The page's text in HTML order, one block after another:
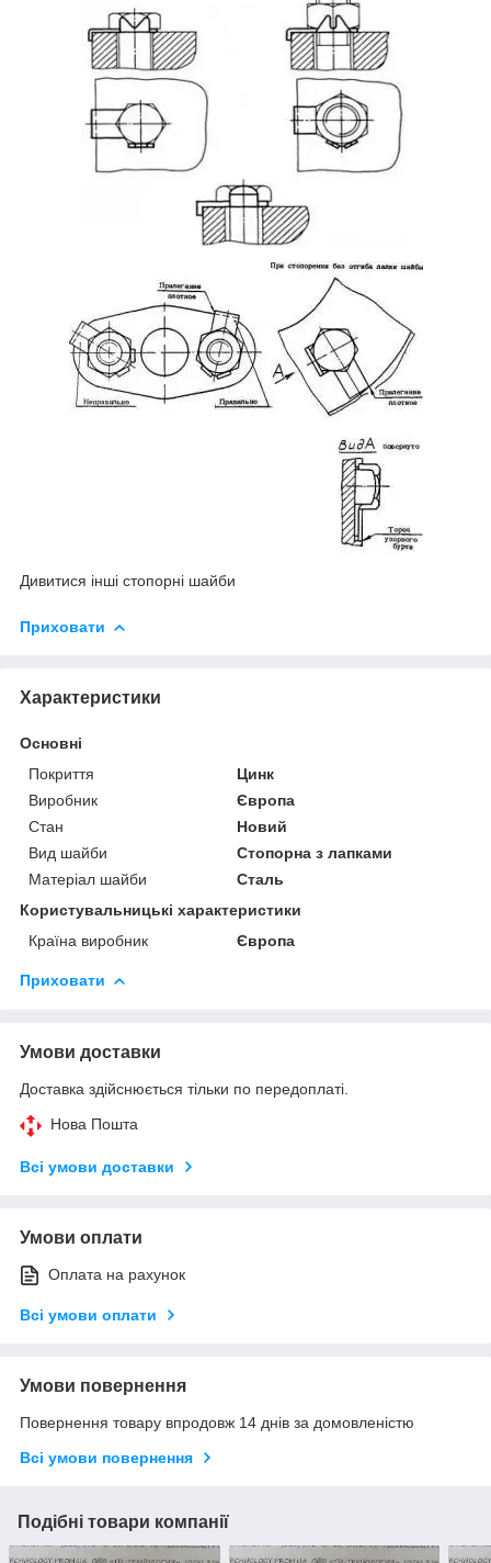
Дивитися інші стопорні шайби
Приховати
Характеристики
Основні
Покриття
Цинк
Виробник
Європа
Стан
Новий
Вид шайби
Стопорна з лапками
Матеріал шайби
Сталь
Користувальницькі характеристики
Країна виробник
Європа
Приховати
Умови доставки
Доставка здійснюється тільки по передоплаті.
Нова Пошта
Всі умови доставки
Умови оплати
Оплата на рахунок
Всі умови оплати
Умови повернення
Повернення товару впродовж 14 днів за домовленістю
Всі умови повернення
Подібні товари компанії